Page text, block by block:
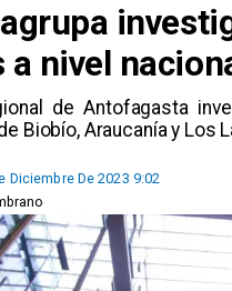
a nivel
de Antofagasta
Biobío, Araucanía y Los
Diciembre De 2023 9:02